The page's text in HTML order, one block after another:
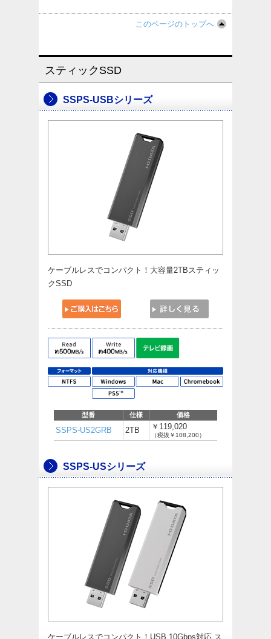
このページのトップへ
スティックSSD
SSPS-USBシリーズ
ケーブルレスでコンパクト！大容量2TBスティッ
クSSD
型番 仕様 価格
SSPS-US2GRB 2TB ￥119,020
（税抜￥108,200）
SSPS-USシリーズ
ケーブルレスでコンパクト！USB 10Gbps対応 ス